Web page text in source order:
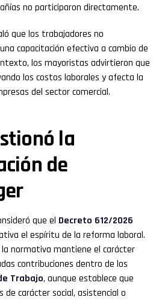
no participaron directamente.
que los trabajadores no
capacitación efectiva a cambio de
los mayoristas advirtieron que
los costos laborales y afecta la
del sector comercial.
la
de
que el Decreto 612/2026
el espíritu de la reforma laboral.
normativa mantiene el carácter
contribuciones dentro de los
Trabajo, aunque establece que
de carácter social, asistencial o